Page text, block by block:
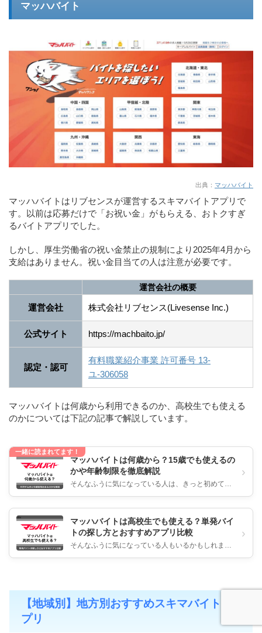
マッハバイト
出典： マッハバイト
マッハバイトはリブセンスが運営するスキマバイトアプリで
す。以前は応募だけで「お祝い金」がもらえる、おトクすぎ
るバイトアプリでした。
しかし、厚生労働省の祝い金禁止の規制により2025年4月から
支給はありません。祝い金目当ての人は注意が必要です。
運営会社の概要
運営会社 株式会社リブセンス(Livesense Inc.)
公式サイト https://machbaito.jp/
認定・認可
有料職業紹介事業 許可番号 13-
ユ-306058
マッハバイトは何歳から利用できるのか、高校生でも使える
のかについては下記の記事で解説しています。
一緒に読まれてます！
マッハバイトは何歳から？15歳でも使えるの
かや年齢制限を徹底解説
そんなふうに気になっている人は、きっと初めての
›
マッハバイトは高校生でも使える？単発バイ
トの探し方とおすすめアプリ比較
そんなふうに気になっている人もいるかもしれませ
›
【地域別】地方別おすすめスキマバイトア
プリ